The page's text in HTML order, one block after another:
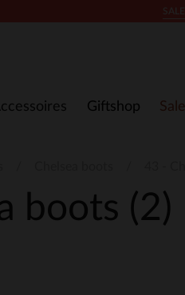
Giftshop Sale
boots (2)